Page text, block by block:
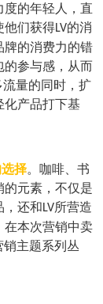
度的年轻人，直
他们获得LV的消
牌的消费力的错
的参与感，从而
流量的同时，扩
化产品打下基
择。咖啡、书
的元素，不仅是
，还和LV所营造
在本次营销中卖
销主题系列丛